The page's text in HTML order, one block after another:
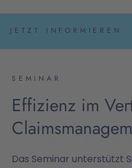
JETZT INFORMIEREN
SEMINAR
Effizienz im
Das Seminar unterstützt